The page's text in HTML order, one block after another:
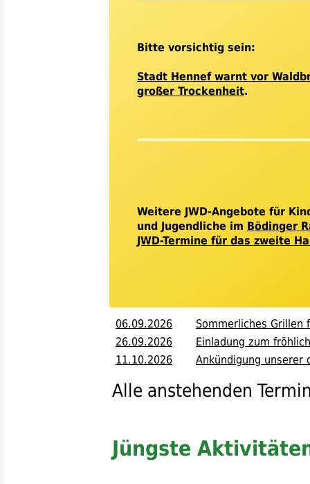
Bitte vorsichtig sein:
Stadt Hennef warnt vor
großer Trockenheit.
Weitere JWD-Angebote für
und Jugendliche im Bödinger
JWD-Termine für das zweite
06.09.2026
Sommerliches Grillen
26.09.2026
Einladung zum
11.10.2026
Ankündigung unserer
Alle anstehenden
Jüngste